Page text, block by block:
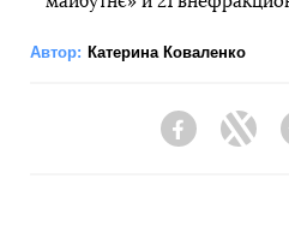
Автор: Катерина Коваленко
Facebook